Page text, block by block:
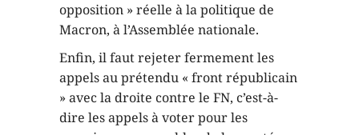
opposition » réelle à la politique de
Macron, à l’Assemblée nationale.
Enfin, il faut rejeter fermement les
appels au prétendu « front républicain
» avec la droite contre le FN, c’est-à-
dire les appels à voter pour les